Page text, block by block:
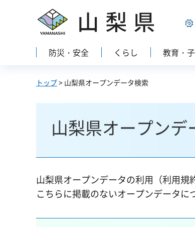
山梨県
防災・安全 くらし 教育・
トップ> 山梨県オープンデータ検索
山梨県オープンデ
山梨県オープンデータの利用（利用規
こちらに掲載のないオープンデータに